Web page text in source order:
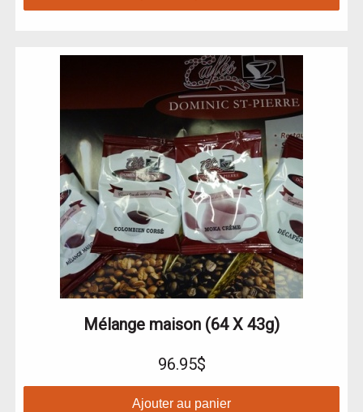
96.95$
Mélange maison (64 X 43g)
Ajouter au panier